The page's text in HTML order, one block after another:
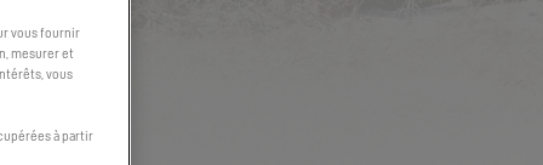
vous fournir
mesurer et
vous
à partir